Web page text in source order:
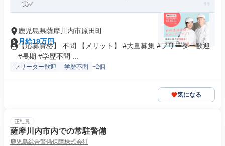
実✅️
鹿児島県薩摩川内市原田町
月給19万円
【応募資格】 不問 【メリット】 #大量募集 #フリーター歓迎
#長期 #学歴不問 ...
フリーター歓迎 学歴不問 +2個
気になる
正社員
薩摩川内市内での常駐警備
鹿児島綜合警備保障株式会社